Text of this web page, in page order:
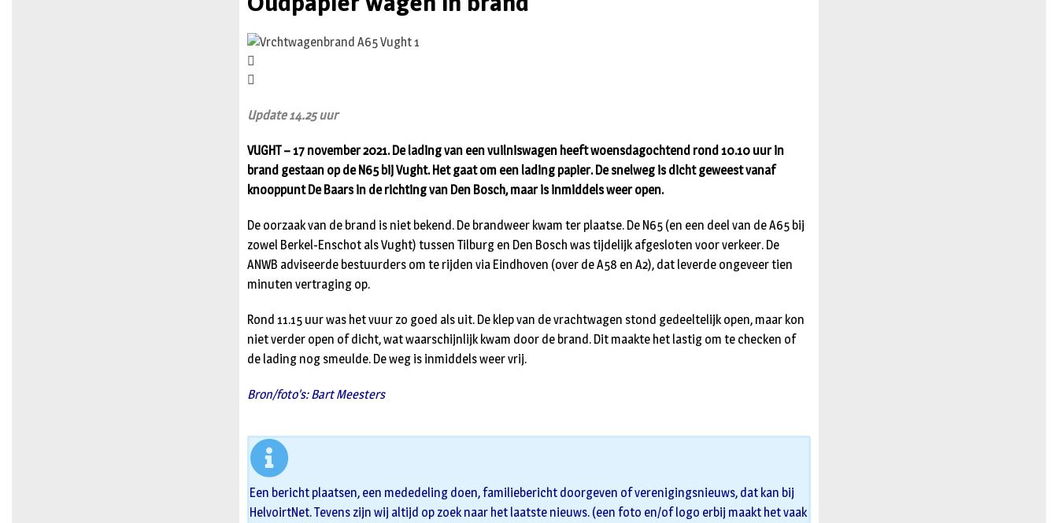
Update 14.25 uur
VUGHT – 17 november 2021. De lading van een vuilniswagen heeft woensdagochtend rond 10.10 uur in
brand gestaan op de N65 bij Vught. Het gaat om een lading papier. De snelweg is dicht geweest vanaf
knooppunt De Baars in de richting van Den Bosch, maar is inmiddels weer open.
De oorzaak van de brand is niet bekend. De brandweer kwam ter plaatse. De N65 (en een deel van de A65 bij
zowel Berkel-Enschot als Vught) tussen Tilburg en Den Bosch was tijdelijk afgesloten voor verkeer. De
ANWB adviseerde bestuurders om te rijden via Eindhoven (over de A58 en A2), dat leverde ongeveer tien
minuten vertraging op.
Rond 11.15 uur was het vuur zo goed als uit. De klep van de vrachtwagen stond gedeeltelijk open, maar kon
niet verder open of dicht, wat waarschijnlijk kwam door de brand. Dit maakte het lastig om te checken of
de lading nog smeulde. De weg is inmiddels weer vrij.
Bron/foto’s: Bart Meesters
Een bericht plaatsen, een mededeling doen, familiebericht doorgeven of verenigingsnieuws, dat kan bij
HelvoirtNet. Tevens zijn wij altijd op zoek naar het laatste nieuws. (een foto en/of logo erbij maakt het vaak